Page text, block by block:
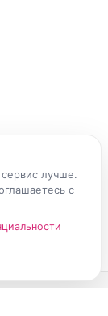
лучше.
с